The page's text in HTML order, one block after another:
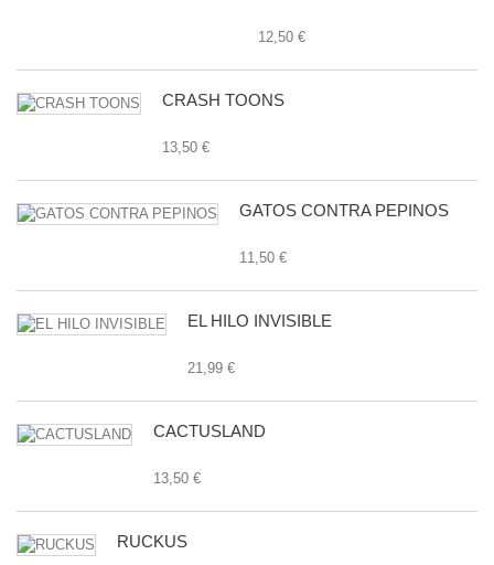
12,50 €
CRASH TOONS
13,50 €
GATOS CONTRA PEPINOS
11,50 €
EL HILO INVISIBLE
21,99 €
CACTUSLAND
13,50 €
RUCKUS